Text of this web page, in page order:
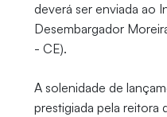
deverá ser enviada ao
Desembargador
- CE).
A solenidade de
prestigiada pela reitora